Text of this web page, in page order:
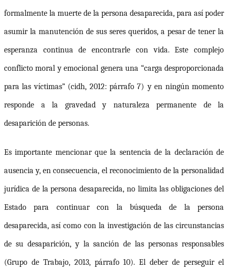
formalmente la muerte de la persona desaparecida, para así poder
asumir la manutención de sus seres queridos, a pesar de tener la
esperanza continua de encontrarle con vida.Este complejo
conflicto moral y emocional genera una “carga desproporcionada
para las víctimas” (cidh, 2012: párrafo 7) y en ningún momento
responde a la gravedad y naturaleza permanente de la
desaparición de personas.
Es importante mencionar quela sentencia de la declaración de
ausencia y, en consecuencia, el reconocimiento de la personalidad
jurídica de la persona desaparecida, no limita las obligaciones del
Estado para continuar con la búsqueda de la persona
desaparecida, así como con la investigación de las circunstancias
de su desaparición, y la sanción de las personas responsables
(Grupo de Trabajo, 2013, párrafo 10). El deber de perseguir el